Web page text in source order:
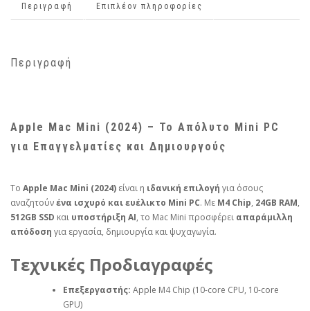
Περιγραφή Επιπλέον πληροφορίες
Περιγραφή
Apple Mac Mini (2024) – Το Απόλυτο Mini PC
για Επαγγελματίες και Δημιουργούς
Το Apple Mac Mini (2024) είναι η ιδανική επιλογή για όσους
αναζητούνένα ισχυρό και ευέλικτο Mini PC. Με M4 Chip, 24GB RAM,
512GB SSD και υποστήριξη AI, το Mac Mini προσφέρει απαράμιλλη
απόδοση για εργασία, δημιουργία και ψυχαγωγία.
Τεχνικές Προδιαγραφές
Επεξεργαστής: Apple M4 Chip (10-core CPU, 10-core
GPU)